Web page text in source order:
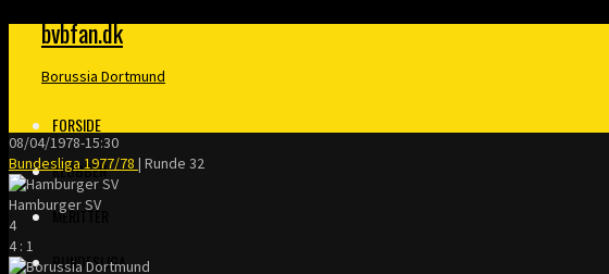
bvbfan.dk
Borussia Dortmund
FORSIDE
KLUBBEN
MERITTER
BUNDESLIGA
08/04/1978-15:30
Bundesliga 1977/78 | Runde 32
Hamburger SV
4
4 : 1